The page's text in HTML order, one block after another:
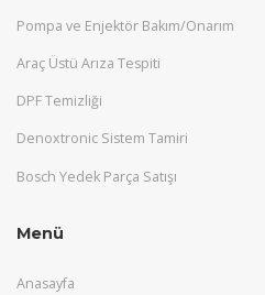
Pompa ve Enjektör Bakım/Onarım
Araç Üstü Arıza Tespiti
DPF Temizliği
Denoxtronic Sistem Tamiri
Bosch Yedek Parça Satışı
Menü
Anasayfa